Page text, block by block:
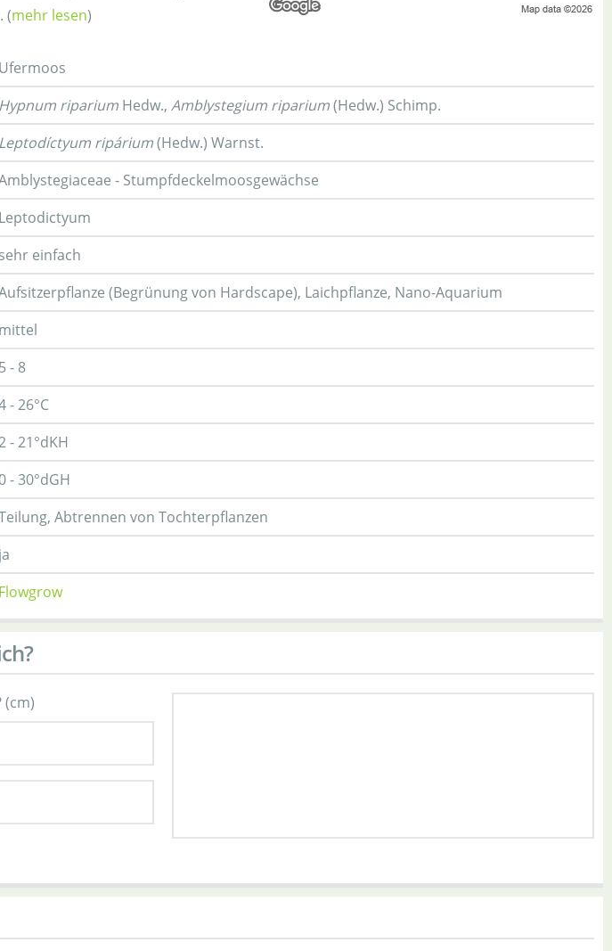
(mehr lesen)
Ufermoos
Hypnum riparium Hedw., Amblystegium riparium(Hedw.) Schimp.
Leptodíctyum ripárium(Hedw.) Warnst.
- Stumpfdeckelmoosgewächse
Leptodictyum
sehr einfach
(Begrünung von Hardscape), Laichpflanze, Nano-Aquarium
mittel
5 - 8
- 26°C
- 21°dKH
- 30°dGH
Abtrennen von Tochterpflanzen
ja
Flowgrow
(cm)